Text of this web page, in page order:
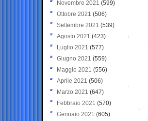
Novembre 2021 (599)
Ottobre 2021 (506)
Settembre 2021 (539)
Agosto 2021 (423)
Luglio 2021 (577)
Giugno 2021(559)
Maggio 2021 (556)
Aprile 2021 (506)
Marzo 2021 (647)
Febbraio 2021 (570)
Gennaio 2021 (605)